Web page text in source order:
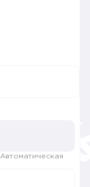
Автоматическая